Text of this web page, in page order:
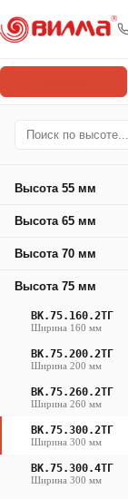
Высота 55 мм
Высота 65 мм
Высота 70 мм
Высота 75 мм
ВК.75.160.2ТГ
Ширина 160 мм
ВК.75.200.2ТГ
Ширина 200 мм
ВК.75.260.2ТГ
Ширина 260 мм
ВК.75.300.2ТГ
Ширина 300 мм
ВК.75.300.4ТГ
Ширина 300 мм